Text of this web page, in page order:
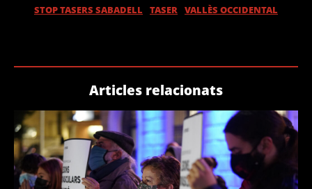
STOP TASERS SABADELL
TASER VALLÈS OCCIDENTAL
Articles relacionats